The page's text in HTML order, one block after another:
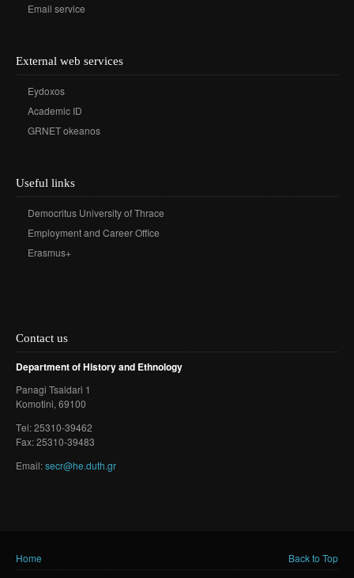
Email service
External web services
Eydoxos
Academic ID
GRNET okeanos
Useful links
Democritus University of Thrace
Employment and Career Office
Erasmus+
Contact us
Department of History and Ethnology
Panagi Tsaldari 1
Komotini, 69100
Τel: 25310-39462
Fax: 25310-39483
Email:secr@he.duth.gr
You are here
Home Back to Top